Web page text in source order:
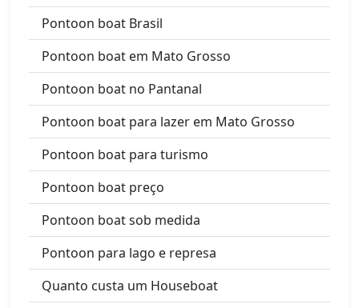
Pontoon boat Brasil
Pontoon boat em Mato Grosso
Pontoon boat no Pantanal
Pontoon boat para lazer em Mato Grosso
Pontoon boat para turismo
Pontoon boat preço
Pontoon boat sob medida
Pontoon para lago e represa
Quanto custa um Houseboat